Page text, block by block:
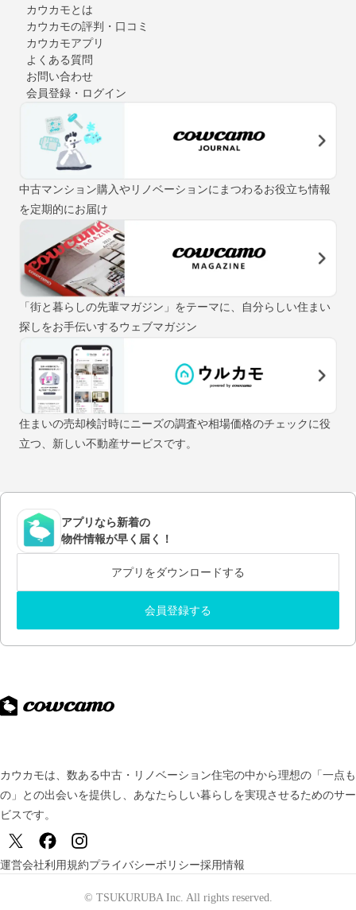
カウカモとは
カウカモの評判・口コミ
カウカモアプリ
よくある質問
お問い合わせ
会員登録・ログイン
中古マンション購入やリノベーションにまつわるお役立ち情報
を定期的にお届け
「街と暮らしの先輩マガジン」をテーマに、自分らしい住まい
探しをお手伝いするウェブマガジン
住まいの売却検討時にニーズの調査や相場価格のチェックに役
立つ、新しい不動産サービスです。
アプリなら新着の
物件情報が早く届く！
アプリをダウンロードする
会員登録する
カウカモは、数ある中古・リノベーション住宅の中から理想の「一点も
の」との出会いを提供し、 あなたらしい暮らしを実現させるためのサー
ビスです。
運営会社利用規約プライバシーポリシー採用情報
© TSUKURUBA Inc. All rights reserved.